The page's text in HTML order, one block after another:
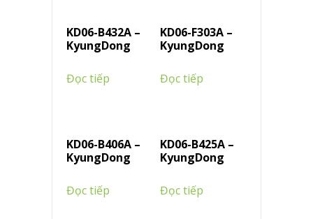
KD06-B432A –
KyungDong
Đọc tiếp
KD06-F303A –
KyungDong
Đọc tiếp
KD06-B406A –
KyungDong
Đọc tiếp
KD06-B425A –
KyungDong
Đọc tiếp